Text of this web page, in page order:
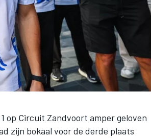
op Circuit Zandvoort amper geloven
zijn bokaal voor de derde plaats